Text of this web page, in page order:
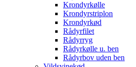
Krondyrkølle
Krondyrstriplon
Krondyrkød
Rådyrfilet
Rådyrryg
Rådyrkølle u. ben
Rådyrbov uden ben